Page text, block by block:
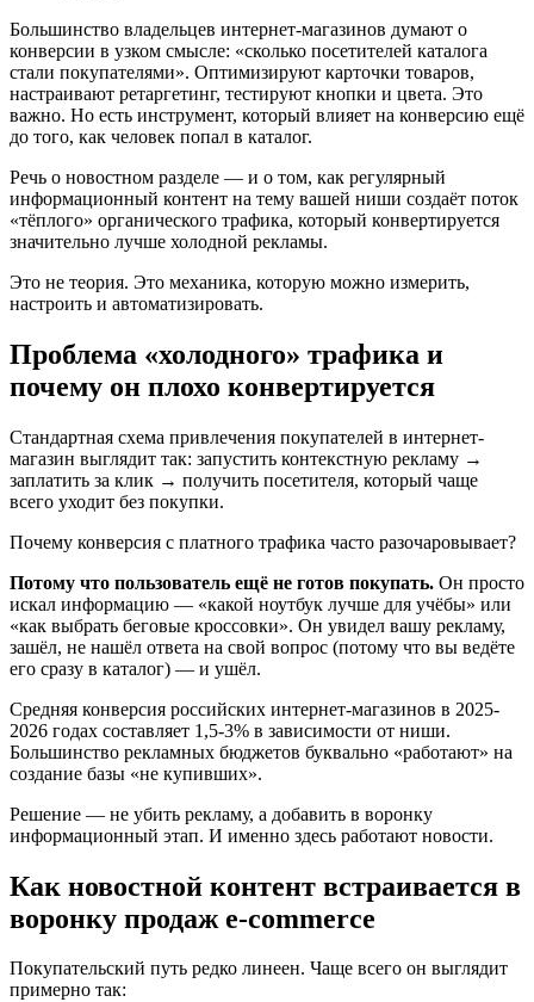
Большинство владельцев интернет-магазинов думают о
конверсии в узком смысле: «сколько посетителей каталога
стали покупателями». Оптимизируют карточки товаров,
настраивают ретаргетинг, тестируют кнопки и цвета. Это
важно. Но есть инструмент, который влияет на конверсию ещё
до того, как человек попал в каталог.
Речь о новостном разделе — и о том, как регулярный
информационный контент на тему вашей ниши создаёт поток
«тёплого» органического трафика, который конвертируется
значительно лучше холодной рекламы.
Это не теория. Это механика, которую можно измерить,
настроить и автоматизировать.
Проблема «холодного» трафика и
почему он плохо конвертируется
Стандартная схема привлечения покупателей в интернет-
магазин выглядит так: запустить контекстную рекламу →
заплатить за клик → получить посетителя, который чаще
всего уходит без покупки.
Почему конверсия с платного трафика часто разочаровывает?
Потому что пользователь ещё не готов покупать. Он просто
искал информацию — «какой ноутбук лучше для учёбы» или
«как выбрать беговые кроссовки». Он увидел вашу рекламу,
зашёл, не нашёл ответа на свой вопрос (потому что вы ведёте
его сразу в каталог) — и ушёл.
Средняя конверсия российских интернет-магазинов в 2025-
2026 годах составляет 1,5-3% в зависимости от ниши.
Большинство рекламных бюджетов буквально «работают» на
создание базы «не купивших».
Решение — не убить рекламу, а добавить в воронку
информационный этап. И именно здесь работают новости.
Как новостной контент встраивается в
воронку продаж e-commerce
Покупательский путь редко линеен. Чаще всего он выглядит
примерно так: